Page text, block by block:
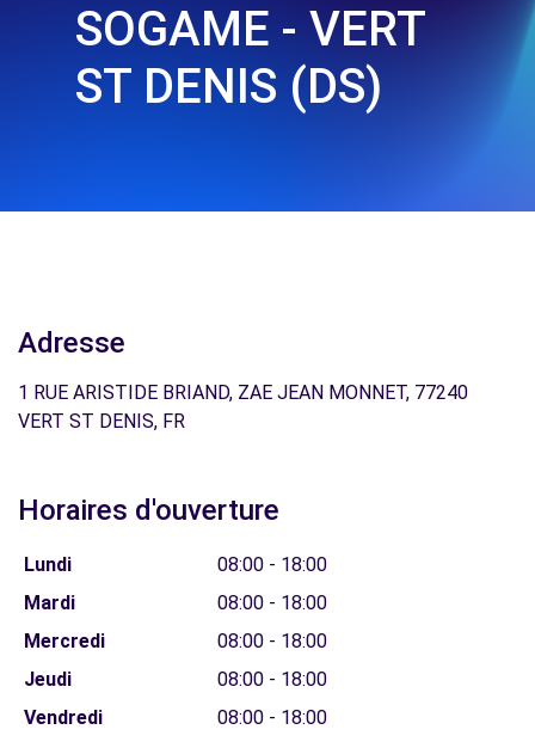
SOGAME - VERT
ST DENIS (DS)
Adresse
1 RUE ARISTIDE BRIAND, ZAE JEAN MONNET, 77240
VERT ST DENIS, FR
Horaires d'ouverture
Lundi
08:00 - 18:00
Mardi
08:00 - 18:00
Mercredi
08:00 - 18:00
Jeudi
08:00 - 18:00
Vendredi
08:00 - 18:00